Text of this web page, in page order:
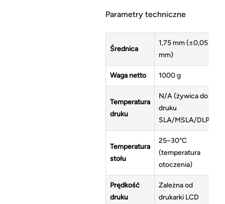
Parametry techniczne
Średnica
1,75 mm (±0,05
mm)
Waga netto 1000 g
Temperatura
druku
N/A (żywica do
druku
SLA/MSLA/DLP)
Temperatura
stołu
25–30°C
(temperatura
otoczenia)
Prędkość
druku
Zależna od
drukarki LCD